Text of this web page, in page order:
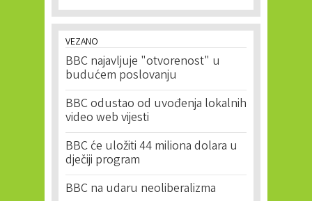
VEZANO
BBC najavljuje "otvorenost" u
budućem poslovanju
BBC odustao od uvođenja lokalnih
video web vijesti
BBC će uložiti 44 miliona dolara u
dječiji program
BBC na udaru neoliberalizma